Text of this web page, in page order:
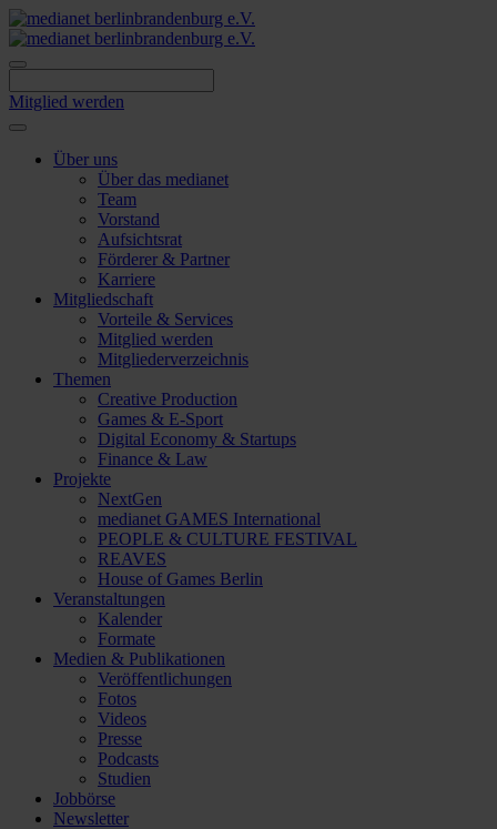
Skip
to
content
Mitglied werden
Über uns
Über das medianet
Team
Vorstand
Aufsichtsrat
Förderer & Partner
Karriere
Mitgliedschaft
Vorteile & Services
Mitglied werden
Mitgliederverzeichnis
Themen
Creative Production
Games & E-Sport
Digital Economy & Startups
Finance & Law
Projekte
NextGen
medianet GAMES International
PEOPLE & CULTURE FESTIVAL
REAVES
House of Games Berlin
Veranstaltungen
Kalender
Formate
Medien & Publikationen
Veröffentlichungen
Fotos
Videos
Presse
Podcasts
Studien
Jobbörse
Newsletter